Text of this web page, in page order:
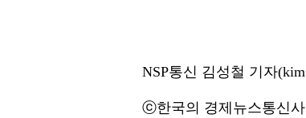
NSP통신 김성철 기자
ⓒ한국의 경제뉴스통신사